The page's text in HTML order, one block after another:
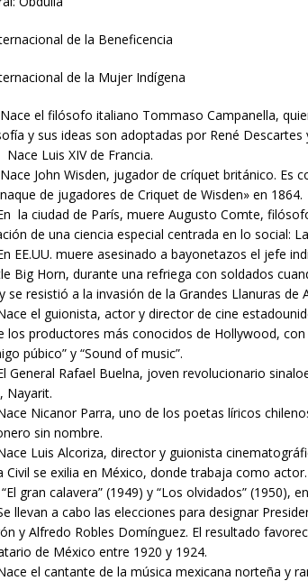
de la Beneficencia
de la Mujer Indígena
el filósofo italiano Tommaso Campanella,
y sus ideas son adoptadas por René Descartes
Luis XIV de Francia.
John Wisden, jugador de críquet británico. Es
de jugadores de Criquet de Wisden» en 1864.
la ciudad de París, muere Augusto Comte,
de una ciencia especial centrada en lo social:
EE.UU. muere asesinado a bayonetazos el jefe
Big Horn, durante una refriega con soldados
se resistió a la invasión de la Grandes Llanuras
el guionista, actor y director de cine
los productores más conocidos de Hollywood, con
púbico” y “Sound of music”.
General Rafael Buelna, joven revolucionario
Nayarit.
Nicanor Parra, uno de los poetas líricos
sin nombre.
Luis Alcoriza, director y guionista
Civil se exilia en México, donde trabaja como
gran calavera” (1949) y “Los olvidados” (1950),
llevan a cabo las elecciones para designar
y Alfredo Robles Domínguez. El resultado
de México entre 1920 y 1924.
el cantante de la música mexicana norteña y